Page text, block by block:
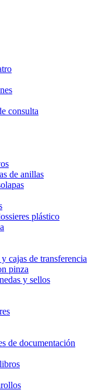
consulta
de anillas
plástico
cajas de transferencia
pinza
y sellos
de documentación